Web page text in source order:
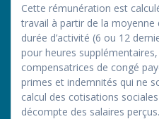
Cette rémunération est
travail à partir de la moyenne
durée d’activité (6 ou 12
pour heures
compensatrices de congé
primes et indemnités qui ne
calcul des cotisations
décompte des salaires perçus.